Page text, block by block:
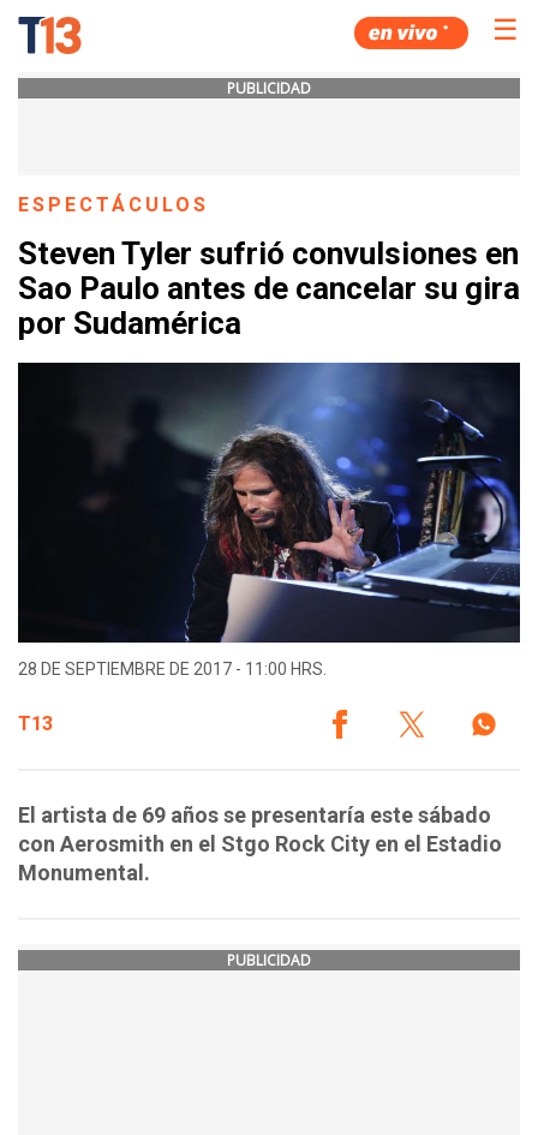
☰
PUBLICIDAD
ESPECTÁCULOS
Steven Tyler sufrió convulsiones en
Sao Paulo antes de cancelar su gira
por Sudamérica
28 DE SEPTIEMBRE DE 2017 - 11:00 HRS.
T13
El artista de 69 años se presentaría este sábado
con Aerosmith en el Stgo Rock City en el Estadio
Monumental.
PUBLICIDAD